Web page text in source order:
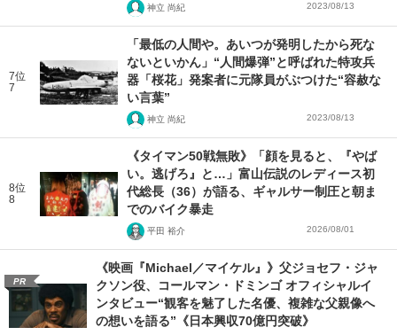
神立 尚紀 2023/08/13
7位
7
「最低の人間や。あいつが発明したから死な
ないといかん」“人間爆弾”と呼ばれた特攻兵
器「桜花」発案者に元隊員がぶつけた“容赦な
い言葉”
神立 尚紀 2023/08/13
8位
8
《タイマン50戦無敗》「顔を見ると、『やば
い。逃げろ』と…」富山伝説のレディース初
代総長（36）が語る、ギャルサー制圧と朝ま
でのバイク暴走
平田 裕介 2026/08/01
PR
《映画『Michael／マイケル』》父ジョセフ・ジャ
クソン役、コールマン・ドミンゴ オフィシャルイ
ンタビュー“観客を魅了した名優、複雑な父親像へ
の想いを語る”《日本興収70億円突破》